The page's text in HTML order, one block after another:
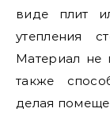
виде плит
утепления
Материал не
также
делая